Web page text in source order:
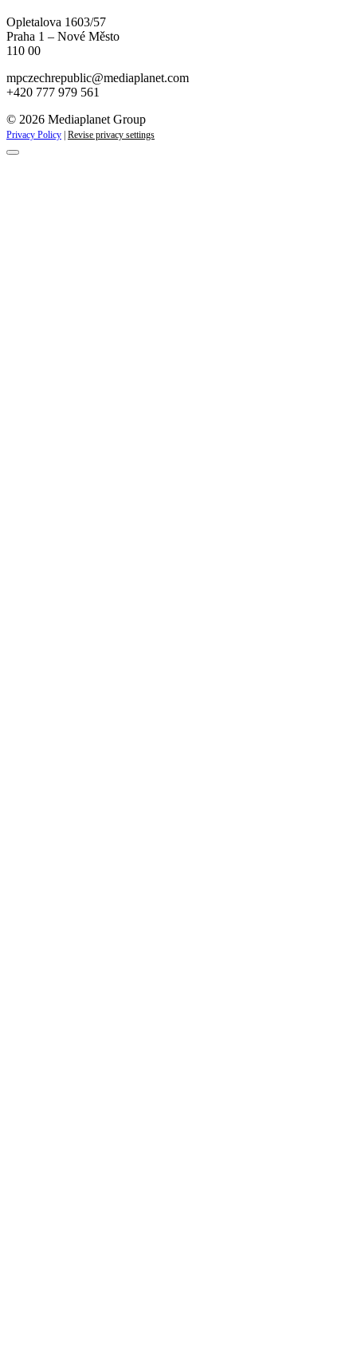
Opletalova 1603/57
Praha 1 – Nové Město
110 00
mpczechrepublic@mediaplanet.com
+420 777 979 561
© 2026 Mediaplanet Group
Privacy Policy Revise privacy settings